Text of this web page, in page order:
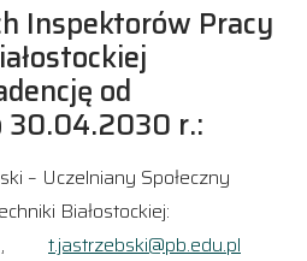
Inspektorów Pracy
od
30.04.2030 r.:
– Uczelniany Społeczny
Białostockiej:
t.jastrzebski@pb.edu.pl